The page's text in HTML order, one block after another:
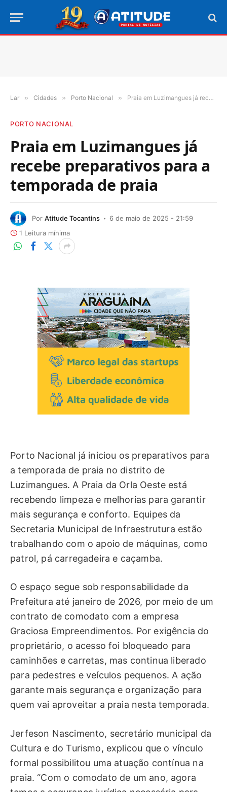
Lar » Cidades » Porto Nacional » Praia em Luzimangues já recebe preparativos para a temporada de praia
PORTO NACIONAL
Praia em Luzimangues já
recebe preparativos para a
temporada de praia
Por Atitude Tocantins
6 de maio de 2025 - 21:59
1 Leitura mínima
Porto Nacional já iniciou os preparativos para
a temporada de praia no distrito de
Luzimangues. A Praia da Orla Oeste está
recebendo limpeza e melhorias para garantir
mais segurança e conforto. Equipes da
Secretaria Municipal de Infraestrutura estão
trabalhando com o apoio de máquinas, como
patrol, pá carregadeira e caçamba.
O espaço segue sob responsabilidade da
Prefeitura até janeiro de 2026, por meio de um
contrato de comodato com a empresa
Graciosa Empreendimentos. Por exigência do
proprietário, o acesso foi bloqueado para
caminhões e carretas, mas continua liberado
para pedestres e veículos pequenos. A ação
garante mais segurança e organização para
quem vai aproveitar a praia nesta temporada.
Jerfeson Nascimento, secretário municipal da
Cultura e do Turismo, explicou que o vínculo
formal possibilitou uma atuação contínua na
praia. “Com o comodato de um ano, agora